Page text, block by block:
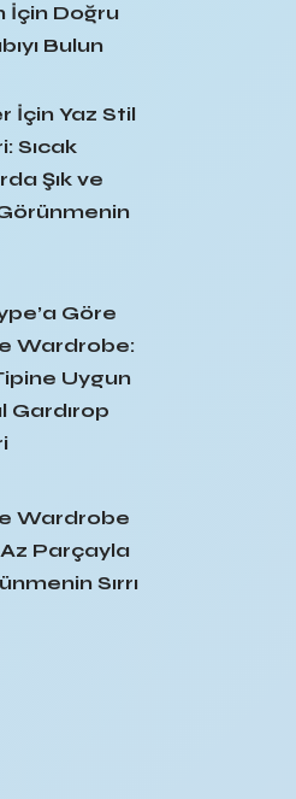
İçin Doğru
Bulun
İçin Yaz Stil
Sıcak
Şık ve
Göre
Wardrobe:
Uygun
Gardırop
Wardrobe
Parçayla
Sırrı